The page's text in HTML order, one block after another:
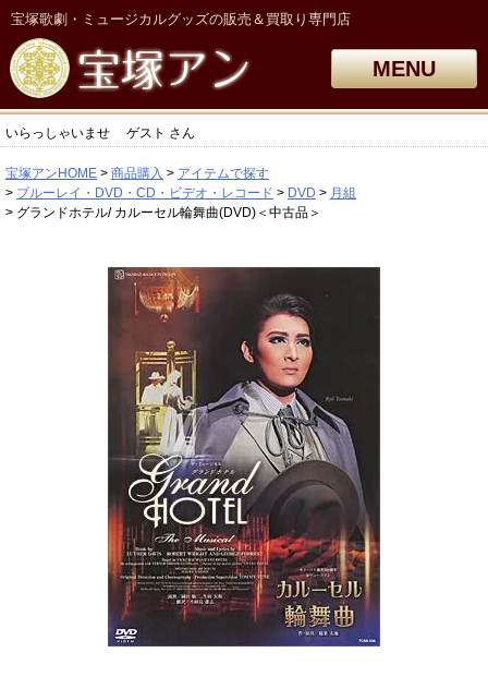
宝塚歌劇・ミュージカルグッズの販売＆買取り専門店
MENU
いらっしゃいませ ゲスト さん
宝塚アンHOME 商品購入
アイテムで探す
ブルーレイ・DVD・CD・ビデオ・レコード
DVD
月組
グランドホテル/ カルーセル輪舞曲(DVD)＜中古品＞